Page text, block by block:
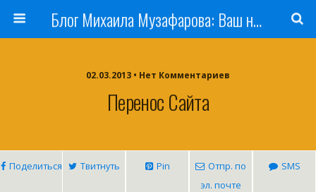
Блог Михаила Музафарова: Ваш наставник по заработку в Интернете
02.03.2013 • Нет Комментариев
Перенос Сайта
Поделиться Твитнуть Pin
Отпр. по
эл. почте
SMS